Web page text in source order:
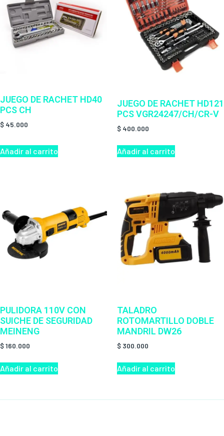
JUEGO DE RACHET HD40
PCS CH
$ 45.000
Añadir al carrito
JUEGO DE RACHET HD121
PCS VGR24247/CH/CR-V
$ 400.000
Añadir al carrito
PULIDORA 110V CON
SUICHE DE SEGURIDAD
MEINENG
$160.000
Añadir al carrito
TALADRO
ROTOMARTILLO DOBLE
MANDRIL DW26
$ 300.000
Añadir al carrito